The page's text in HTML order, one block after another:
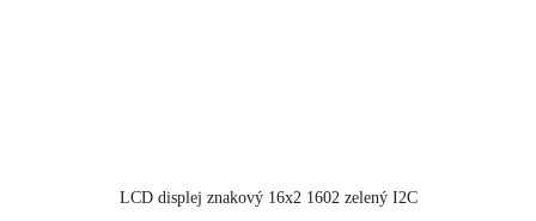
LCD displej znakový 16x2 1602 zelený I2C